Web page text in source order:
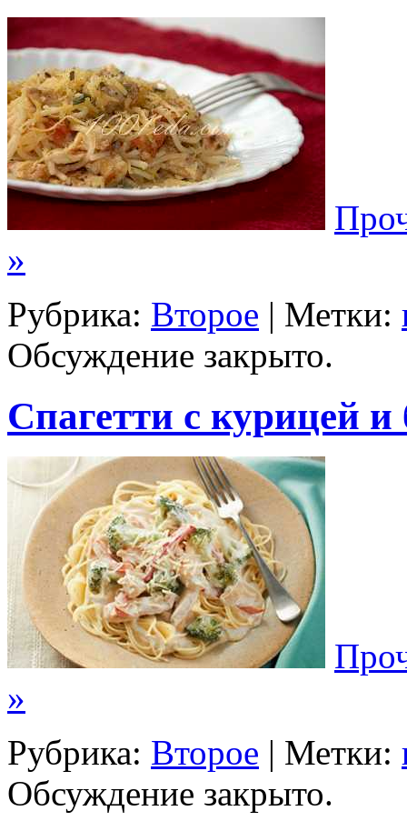
»
Рубрика: Второе | Метки:
Обсуждение закрыто.
Спагетти с курицей
»
Рубрика: Второе | Метки:
Обсуждение закрыто.